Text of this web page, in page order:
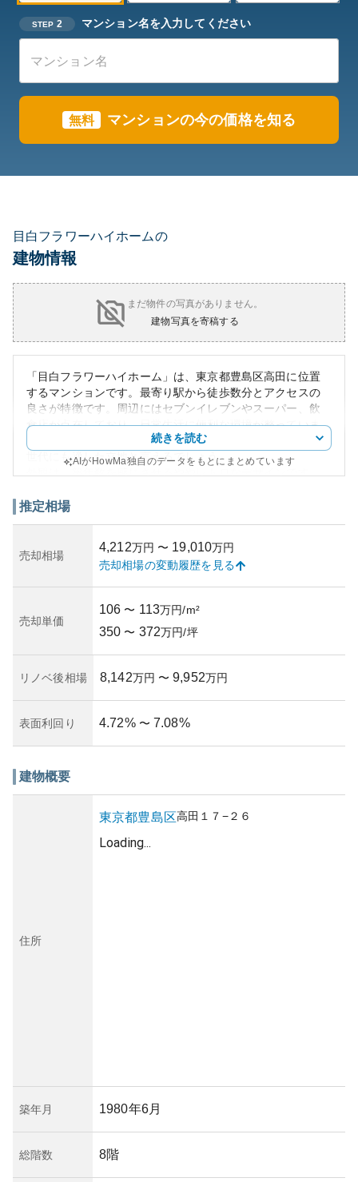
STEP 2 マンション名を入力してください
無料 マンションの今の価格を知る
目白フラワーハイホームの
建物情報
まだ物件の写真がありません。
建物写真を寄稿する
「目白フラワーハイホーム」は、東京都豊島区高田に位置
するマンションです。最寄り駅から徒歩数分とアクセスの
良さが特徴です。周辺にはセブンイレブンやスーパー、飲
食店が点在しており、日常生活に便利な環境が整っていま
す。また、近くに公園や教育機関があることから、子育て
世代にも適した立地と言えるでしょう。
不明ですが、リノベーションなどの施工歴がないことか
向があり、交通利便性や周辺環境の充実も影響していま
す。ただし築年数と状態によって資産価値は変わるため、
購入前には専門家の査定が重要です。所有リスクとして
られます。管理組合の健全度や修繕計画の確認が重要で
す。総じて、都市部で利便性のある環境を求める人にとっ
続きを読む
AIがHowMa独自のデータをもとにまとめています
推定相場
売却相場
4,212万円 〜 19,010万円
売却相場の変動履歴を見る
売却単価
106 〜 113万円/m²
350 〜 372万円/坪
リノベ後相場 8,142万円 〜 9,952万円
表面利回り 4.72% 〜 7.08%
建物概要
住所
東京都豊島区高田 １７−２６
Loading...
築年月 1980年6月
総階数 8階